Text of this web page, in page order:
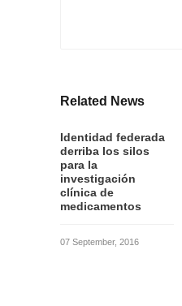
Related News
Identidad federada
derriba los silos
para la
investigación
clínica de
medicamentos
07 September, 2016